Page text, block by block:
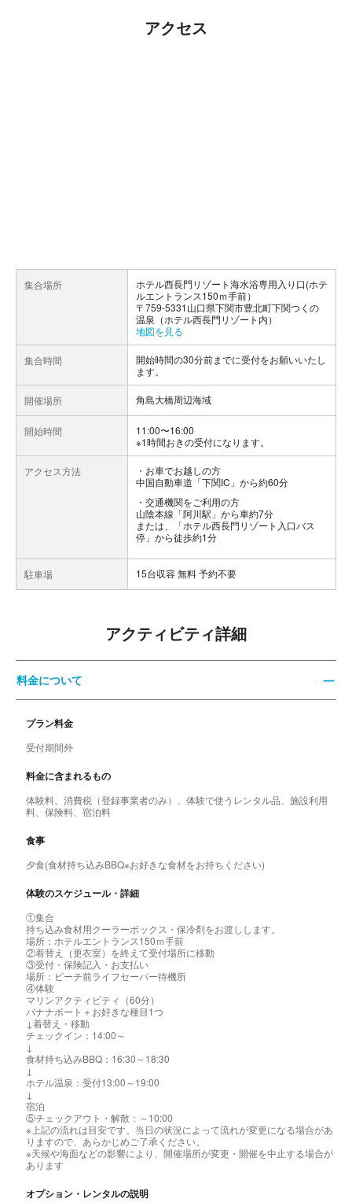
アクセス
集合場所
ホテル西長門リゾート海水浴専用入り口(ホテ
ルエントランス150ｍ手前）
〒759-5331山口県下関市豊北町下関つくの
温泉（ホテル西長門リゾート内）
地図を見る
集合時間
開始時間の30分前までに受付をお願いいたし
ます。
開催場所 角島大橋周辺海域
開始時間
11:00〜16:00
※1時間おきの受付になります。
アクセス方法
お車でお越しの方
中国自動車道「下関IC」から約60分
交通機関をご利用の方
山陰本線「阿川駅」から車約7分
または、「ホテル西長門リゾート入口バス
停」から徒歩約1分
駐車場 15台収容 無料 予約不要
アクティビティ詳細
料金について
プラン料金
受付期間外
料金に含まれるもの
体験料、消費税（登録事業者のみ）、体験で使うレンタル品、施設利用
料、保険料、宿泊料
食事
夕食(食材持ち込みBBQ※お好きな食材をお持ちください)
体験のスケジュール・詳細
①集合
持ち込み食材用クーラーボックス・保冷剤をお渡しします。
場所：ホテルエントランス150ｍ手前
②着替え（更衣室）を終えて受付場所に移動
③受付・保険記入・お支払い
場所：ビーチ前ライフセーバー待機所
④体験
マリンアクティビティ（60分）
バナナボート＋お好きな種目1つ
↓着替え・移動
チェックイン：14:00～
↓
食材持ち込みBBQ：16:30～18:30
↓
ホテル温泉：受付13:00～19:00
↓
宿泊
⑤チェックアウト・解散：～10:00
※上記の流れは目安です。当日の状況によって流れが変更になる場合があ
りますので、あらかじめご了承ください。
※天候や海面などの影響により、開催場所が変更・開催を中止する場合が
あります
オプション・レンタルの説明